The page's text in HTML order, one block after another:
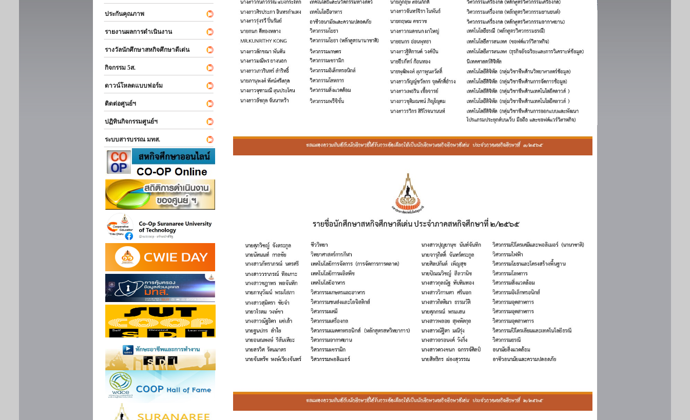
ประกันคุณภาพ
รายงานผลการดำเนินงาน
รางวัลนักศึกษาสหกิจศึกษาดีเด่น
กิจกรรม 5ส.
ดาวน์โหลดแบบฟอร์ม
ติดต่อศูนย์ฯ
ปฏิทินกิจกรรมศูนย์ฯ
ระบบสารบรรณ มทส.